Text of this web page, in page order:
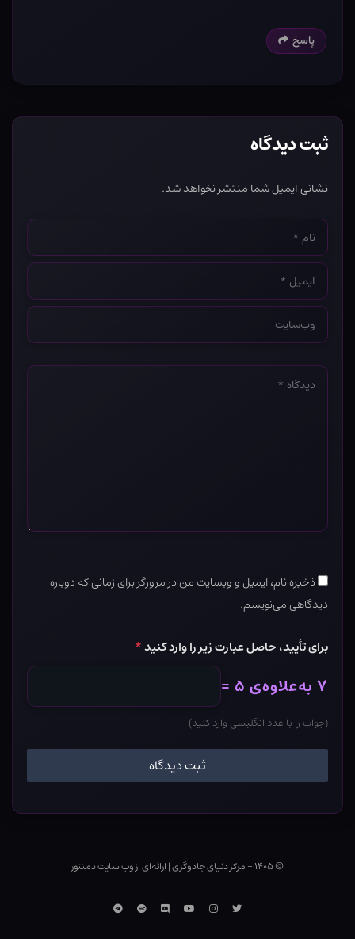
پاسخ
ثبت دیدگاه
نشانی ایمیل شما منتشر نخواهد شد.
نام
*
ایمیل
*
وب‌سایت
*
دیدگاه
ذخیره نام، ایمیل و وبسایت من در مرورگر برای زمانی که دوباره
دیدگاهی می‌نویسم.
برای تأیید، حاصل عبارت زیر را وارد کنید*
۷ به‌علاوه‌ی ۵ =
(جواب را با عدد انگلیسی وارد کنید)
© ۱۴۰۵ - مرکز دنیای جادوگری |ارائه‌ای از وب ‌سایت دمنتور
توییتراینستاگرام
یوتوبDiscordاسپاتیفایتلگرام